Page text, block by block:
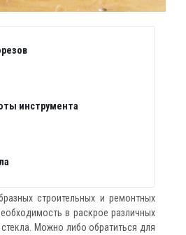
инструмента
строительных и ремонтных
в раскрое различных
Можно либо обратиться для